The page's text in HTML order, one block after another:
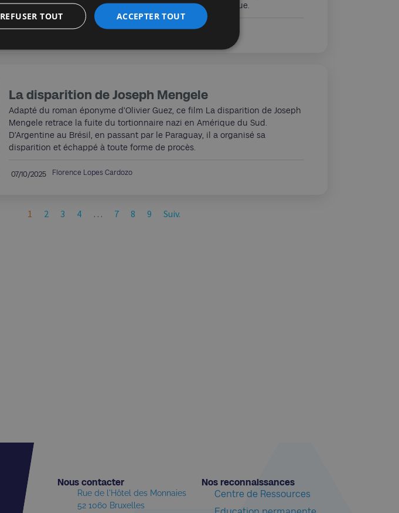
comédie tragique aux dialogues ciselés, plus que bienvenue.
04/11/2025 Florence Lopes Cardozo
La disparition de Joseph Mengele
Adapté du roman éponyme d’Olivier Guez, ce film La disparition de Joseph
Mengele retrace la fuite du tortionnaire nazi en Amérique du Sud.
D’Argentine au Brésil, en passant par le Paraguay, il a organisé sa
disparition et échappé à toute forme de procès.
07/10/2025 Florence Lopes Cardozo
1 2 3 4 … 7 8 9 Suiv.
Nous contacter​
Rue de l'Hôtel des Monnaies
52 1060 Bruxelles
Nos reconnaissances​
Centre de Ressources
ACCEPTER TOUT
REFUSER TOUT